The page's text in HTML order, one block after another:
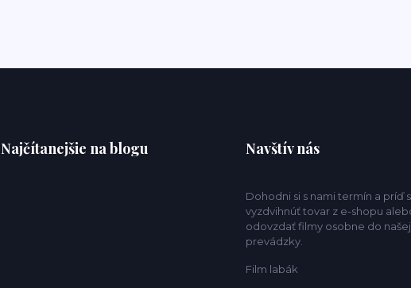
Najčítanejšie na blogu Navštív nás
Dohodni si s nami termín a príď
vyzdvihnúť tovar z e-shopu
odovzdať filmy osobne do našej
prevádzky.
Film labák